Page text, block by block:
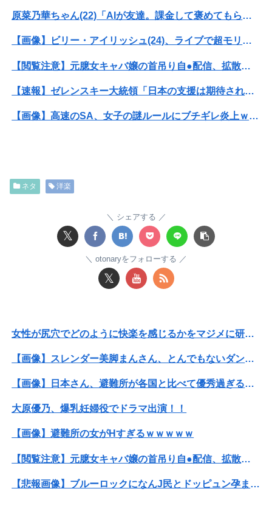
原菜乃華ちゃん(22)「AIが友達。課金して褒めてもらってる」
【画像】ビリー・アイリッシュ(24)、ライブで超モリマンスジを強調して炎上ｗｗｗｗｗｗｗｗ
【閲覧注意】元臆女キャバ嬢の首吊り自●配信、拡散されまくって終わるｗｗｗｗｗｗｗ
【速報】ゼレンスキー大統領「日本の支援は期待されたほどの成果がない」WWWWWWWWWWW
【画像】高速のSA、女子の謎ルールにブチギレ炎上ｗｗｗｗｗｗｗｗｗｗｗｗｗ
【悲報】Mrs. GREEN APPLE、マジで逝くwwwwww
世界初の超伝導量子熱機関…燃料もピストンもない量子エンジンが回った！
子供がバイトで貯めた資金で旅行中の話だけど、ちょっとお金足りないから貸してくれる？って連絡きた
ネタ 洋楽
シェアする
𝕏
otonaryをフォローする
𝕏
女性が尻穴でどのように快楽を感じるかをマジメに研究したらこうなるwww
【画像】スレンダー美脚まんさん、とんでもないダンスを披露してしまうｗｗｗｗｗｗｗ
【画像】日本さん、避難所が各国と比べて優秀過ぎると話題に
大原優乃、爆乳妊婦役でドラマ出演！！
【画像】避難所の女がHすぎるｗｗｗｗｗ
【閲覧注意】元臆女キャバ嬢の首吊り自●配信、拡散されまくって終わるｗｗｗｗｗｗｗ
【悲報画像】ブルーロックになんJ民とドッピュン孕ませ男登場www